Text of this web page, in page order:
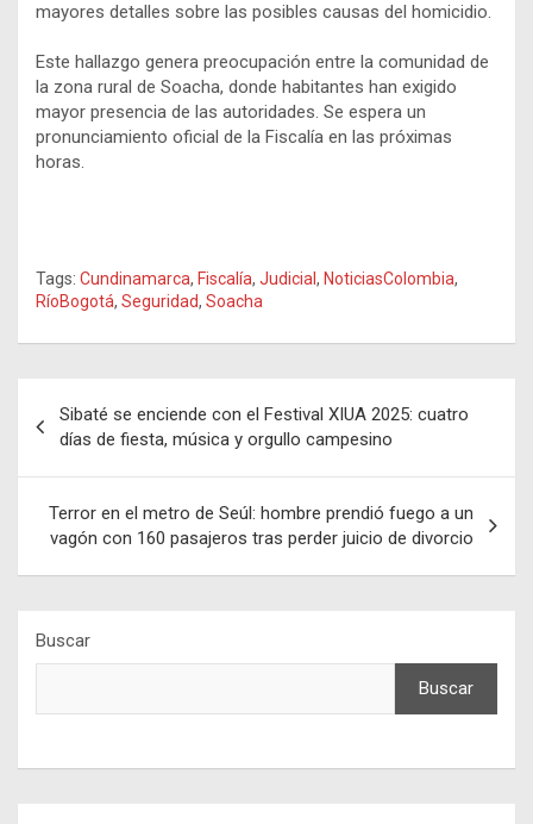
mayores detalles sobre las posibles causas del homicidio.
Este hallazgo genera preocupación entre la comunidad de
la zona rural de Soacha, donde habitantes han exigido
mayor presencia de las autoridades. Se espera un
pronunciamiento oficial de la Fiscalía en las próximas
horas.
Tags: Cundinamarca, Fiscalía, Judicial , NoticiasColombia,
RíoBogotá, Seguridad, Soacha
de
entradas
Sibaté se enciende con el Festival XIUA 2025: cuatro
días de fiesta, música y orgullo campesino
Terror en el metro de Seúl: hombre prendió fuego a un
vagón con 160 pasajeros tras perder juicio de divorcio
Buscar
Buscar